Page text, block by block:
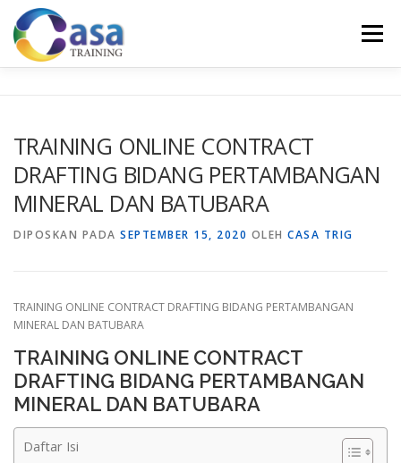
Lompat
konten
Menu
KONTAK KAMI SERTIFIKASI EVALUASI
TRAINING ONLINE CONTRACT
DRAFTING BIDANG PERTAMBANGAN
MINERAL DAN BATUBARA
DIPOSKAN PADA SEPTEMBER 15, 2020 OLEH CASA TRIG
TRAINING ONLINE CONTRACT DRAFTING BIDANG PERTAMBANGAN
MINERAL DAN BATUBARA
TRAINING ONLINE CONTRACT
DRAFTING BIDANG PERTAMBANGAN
MINERAL DAN BATUBARA
Daftar Isi